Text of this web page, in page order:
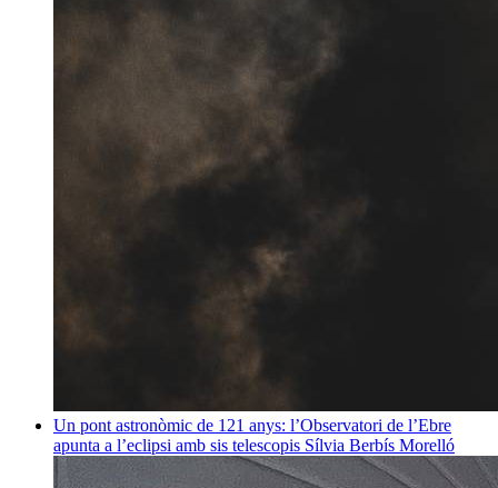
Un pont astronòmic de 121 anys: l’Observatori de l’Ebre
apunta a l’eclipsi amb sis telescopis Sílvia Berbís Morelló